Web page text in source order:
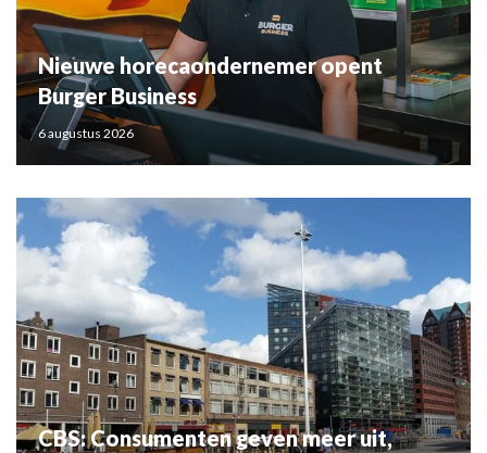
Nieuwe horecaondernemer opent
Burger Business
6 augustus 2026
CBS: Consumenten geven meer uit,